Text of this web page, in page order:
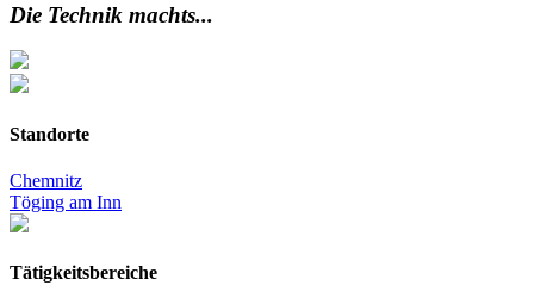
Die Technik machts...
Standorte
Chemnitz
Töging am Inn
Tätigkeitsbereiche